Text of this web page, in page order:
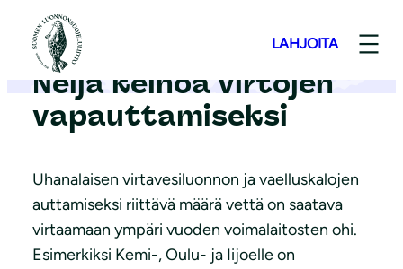
LAHJOITA
Neljä keinoa virtojen
vapauttamiseksi
Uhanalaisen virtavesiluonnon ja vaelluskalojen
auttamiseksi riittävä määrä vettä on saatava
virtaamaan ympäri vuoden voimalaitosten ohi.
Esimerkiksi Kemi-, Oulu- ja Iijoelle on